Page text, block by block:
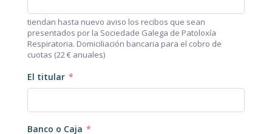
tiendan hasta nuevo aviso los recibos que sean
presentados por la Sociedade Galega de Patoloxía
Respiratoria. Domiciliación bancaria para el cobro de
cuotas (22 € anuales)
El titular *
Banco o Caja *